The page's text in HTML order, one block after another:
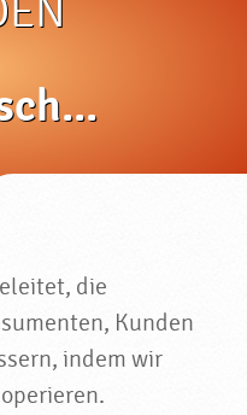
die
Kunden
indem wir